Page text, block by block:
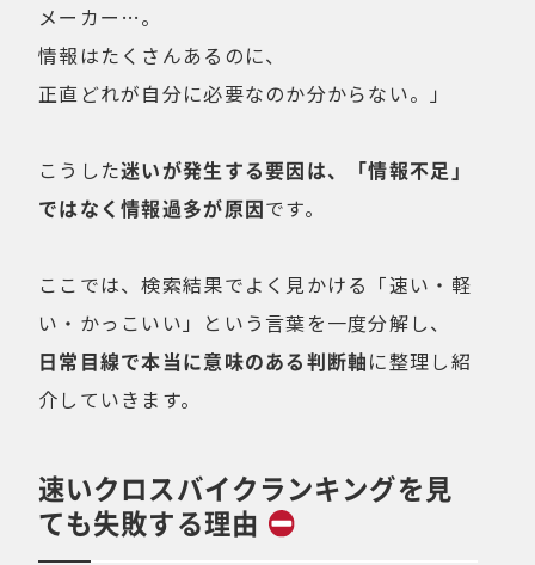
メーカー…。
情報はたくさんあるのに、
正直どれが自分に必要なのか分からない。」
こうした迷いが発生する要因は、「情報不足」
ではなく情報過多が原因です。
ここでは、検索結果でよく見かける「速い・軽
い・かっこいい」という言葉を一度分解し、
日常目線で本当に意味のある判断軸に整理し紹
介していきます。
速いクロスバイクランキングを見
ても失敗する理由